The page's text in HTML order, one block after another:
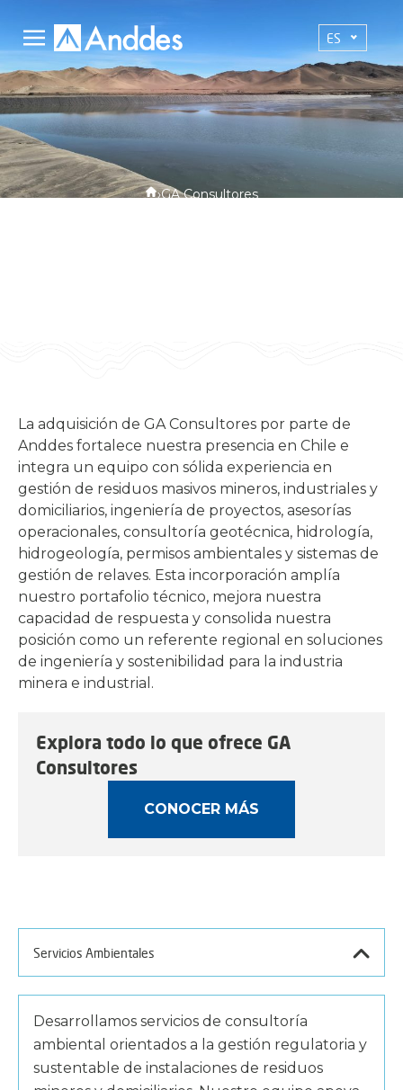
ES
›GA Consultores
La adquisición de GA Consultores por parte de
Anddes fortalece nuestra presencia en Chile e
integra un equipo con sólida experiencia en
gestión de residuos masivos mineros, industriales y
domiciliarios, ingeniería de proyectos, asesorías
operacionales, consultoría geotécnica, hidrología,
hidrogeología, permisos ambientales y sistemas de
gestión de relaves. Esta incorporación amplía
nuestro portafolio técnico, mejora nuestra
capacidad de respuesta y consolida nuestra
posición como un referente regional en soluciones
de ingeniería y sostenibilidad para la industria
minera e industrial.
Explora todo lo que ofrece GA
Consultores
CONOCER MÁS
Servicios Ambientales
Desarrollamos servicios de consultoría
ambiental orientados a la gestión regulatoria y
sustentable de instalaciones de residuos